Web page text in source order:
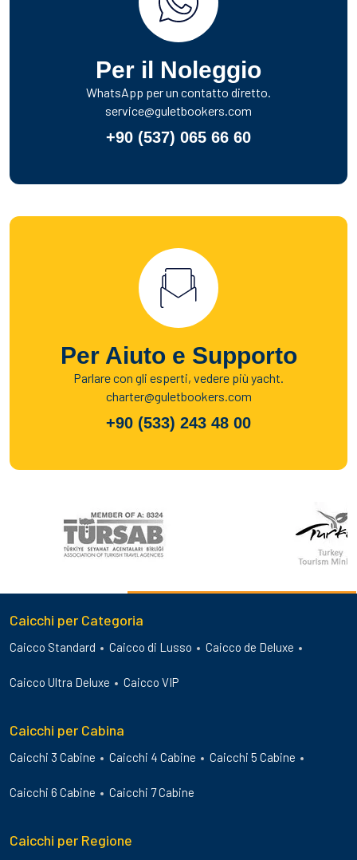
Per il Noleggio
WhatsApp per un contatto diretto.
service@guletbookers.com
+90 (537) 065 66 60
Per Aiuto e Supporto
Parlare con gli esperti, vedere più yacht.
charter@guletbookers.com
+90 (533) 243 48 00
Caicchi per Categoria
Caicco Standard Caicco di Lusso Caicco de Deluxe
Caicco Ultra Deluxe Caicco VIP
Caicchi per Cabina
Caicchi 3 Cabine Caicchi 4 Cabine Caicchi 5 Cabine
Caicchi 6 Cabine Caicchi 7 Cabine
Caicchi per Regione